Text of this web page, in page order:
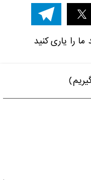
را یاری کنید